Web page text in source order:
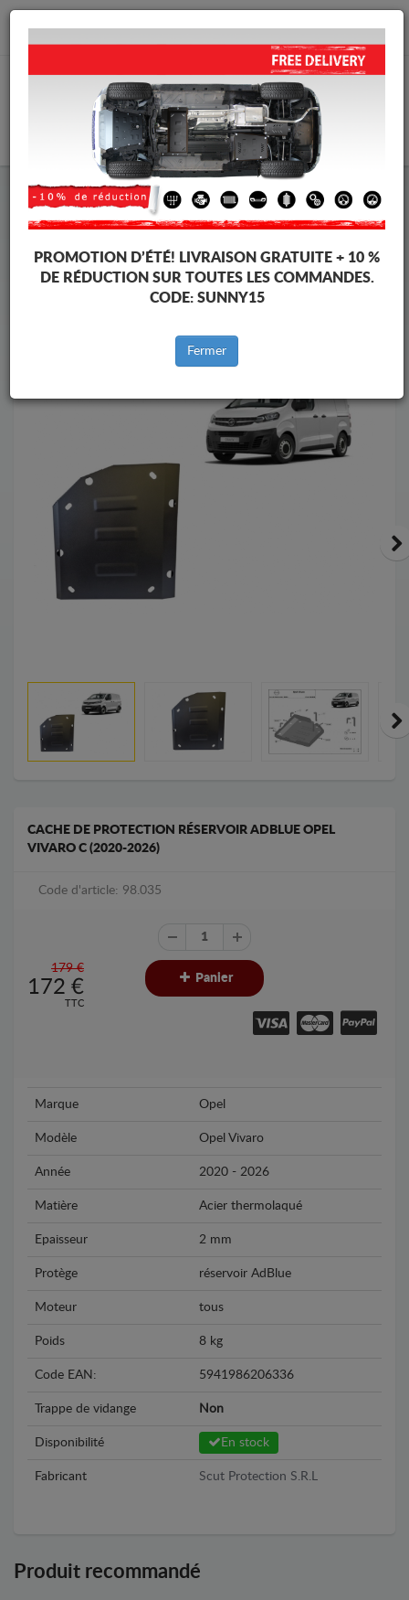
info@cachesousmoteur.fr
Cache Sous Moteur Opel Cache Sous Moteur Opel Vivaro
Marques
CACHE DE PROTECTION RÉSERVOIR ADBLUE OPEL
VIVARO C (2020-2026)
Code d'article: 98.035
179 €
172 €
TTC
Panier
Marque Opel
Modèle Opel Vivaro
Année 2020 - 2026
Matière Acier thermolaqué
Epaisseur 2 mm
Protège réservoir AdBlue
Moteur tous
Poids 8 kg
Code EAN: 5941986206336
Trappe de vidange Non
Disponibilité En stock
Fabricant Scut Protection S.R.L
Produit recommandé
PROMOTION D’ÉTÉ! LIVRAISON GRATUITE + 10 %
DE RÉDUCTION SUR TOUTES LES COMMANDES.
CODE: SUNNY15
Fermer